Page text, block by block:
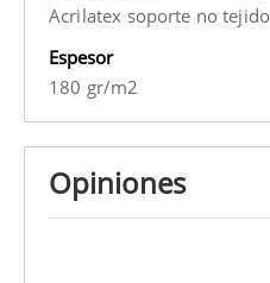
Acrilatex soporte no tejido
Espesor
180 gr/m2
Opiniones